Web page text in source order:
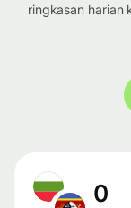
ringkasan harian
0